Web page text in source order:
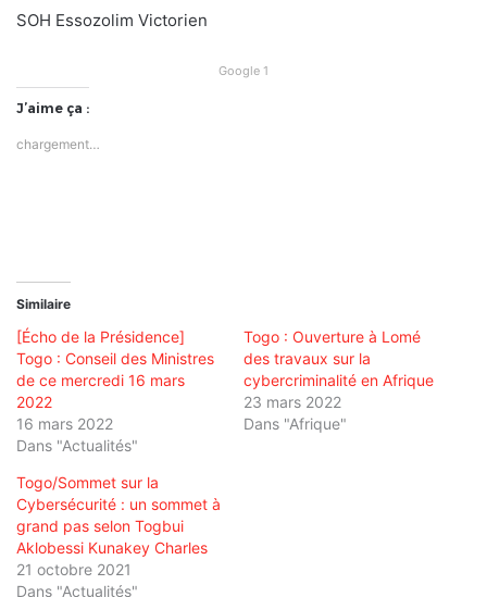
SOH Essozolim Victorien
Google 1
J’aime ça :
chargement…
Similaire
[Écho de la Présidence]
Togo : Conseil des Ministres
de ce mercredi 16 mars
2022
16 mars 2022
Dans "Actualités"
Togo : Ouverture à Lomé
des travaux sur la
cybercriminalité en Afrique
23 mars 2022
Dans "Afrique"
Togo/Sommet sur la
Cybersécurité : un sommet à
grand pas selon Togbui
Aklobessi Kunakey Charles
21 octobre 2021
Dans "Actualités"